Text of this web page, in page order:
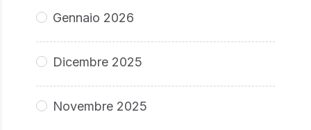
Gennaio 2026
Dicembre 2025
Novembre 2025